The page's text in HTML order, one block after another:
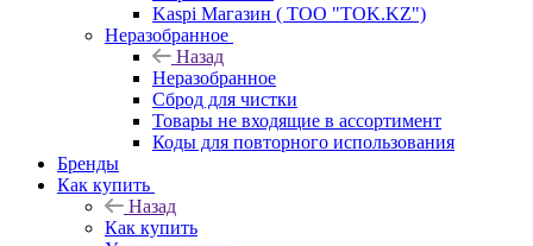
Kaspi Магазин ( ТОО "TOK.KZ")
Неразобранное
Назад
Неразобранное
Сброд для чистки
Товары не входящие в ассортимент
Коды для повторного использования
Бренды
Как купить
Назад
Как купить